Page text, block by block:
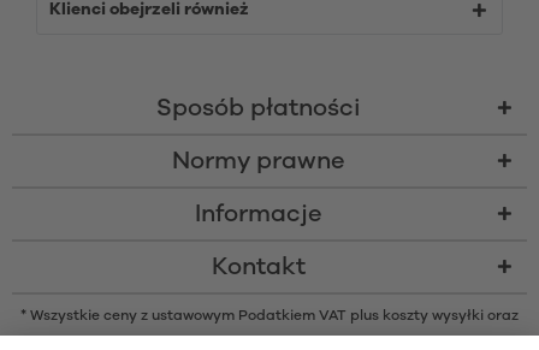
Klienci obejrzeli również
Sposób płatności
Normy prawne
Informacje
Kontakt
* Wszystkie ceny z ustawowym Podatkiem VAT plus koszty wysyłki oraz